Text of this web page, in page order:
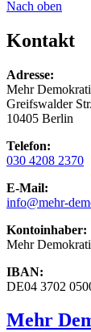
Nach oben
Kontakt
Adresse:
Mehr
Greifswalder
10405 Berlin
Telefon:
030 4208 2370
E-Mail:
info@mehr-
Kontoinhaber:
Mehr
IBAN:
DE04 3702
Mehr